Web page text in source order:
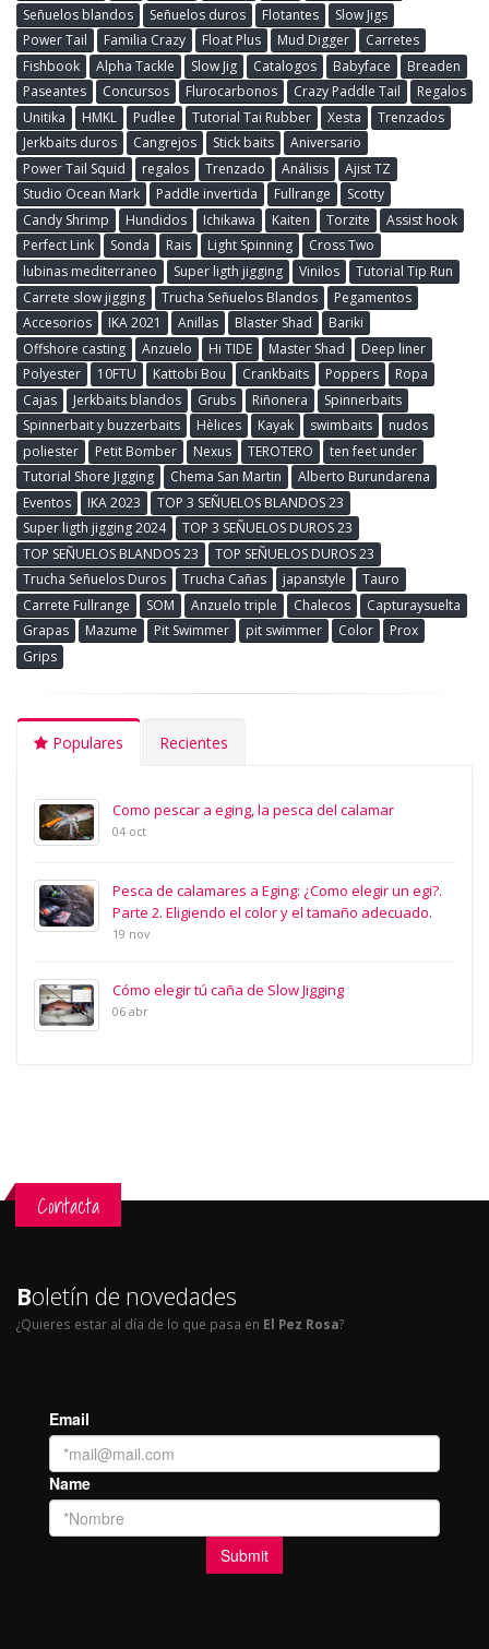
Señuelos blandos
Señuelos duros Flotantes
Slow Jigs
Power Tail
Familia Crazy Float Plus Mud Digger
Carretes
Fishbook
Alpha Tackle Slow Jig Catalogos Babyface
Breaden
Paseantes
Concursos Flurocarbonos Crazy Paddle Tail
Regalos
Unitika
HMKL Pudlee Tutorial Tai Rubber Xesta
Trenzados
Jerkbaits duros
Cangrejos Stick baits
Aniversario
Power Tail Squid
regalos Trenzado Análisis
Ajist TZ
Studio Ocean Mark
Paddle invertida Fullrange
Scotty
Candy Shrimp
Hundidos Ichikawa Kaiten Torzite
Assist hook
Perfect Link
Sonda Rais Light Spinning
Cross Two
lubinas mediterraneo
Super ligth jigging Vinilos
Tutorial Tip Run
Carrete slow jigging
Trucha Señuelos Blandos
Pegamentos
Accesorios
IKA 2021 Anillas Blaster Shad
Bariki
Offshore casting
Anzuelo Hi TIDE Master Shad
Deep liner
Polyester
10FTU Kattobi Bou Crankbaits Poppers
Ropa
Cajas
Jerkbaits blandos Grubs Riñonera
Spinnerbaits
Spinnerbait y buzzerbaits
Hèlices Kayak swimbaits
nudos
poliester
Petit Bomber Nexus TEROTERO
ten feet under
Tutorial Shore Jigging
Chema San Martin
Alberto Burundarena
Eventos
IKA 2023
TOP 3 SEÑUELOS BLANDOS 23
Super ligth jigging 2024
TOP 3 SEÑUELOS DUROS 23
TOP SEÑUELOS BLANDOS 23
TOP SEÑUELOS DUROS 23
Trucha Señuelos Duros
Trucha Cañas japanstyle
Tauro
Carrete Fullrange
SOM Anzuelo triple Chalecos
Capturaysuelta
Grapas
Mazume Pit Swimmer pit swimmer Color
Prox
Grips
Populares Recientes
Como pescar a eging, la pesca del calamar
04 oct
Pesca de calamares a Eging: ¿Como elegir un egi?.
Parte 2. Eligiendo el color y el tamaño adecuado.
19 nov
Cómo elegir tú caña de Slow Jigging
06 abr
Contacta
Boletín de novedades
¿Quieres estar al día de lo que pasa en El Pez Rosa?